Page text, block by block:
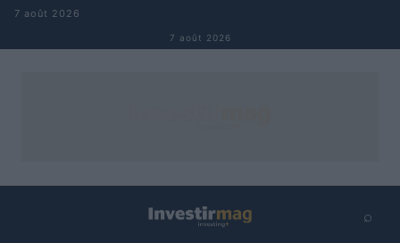
Aller au contenu
7 août 2026
7 août 2026
⌕